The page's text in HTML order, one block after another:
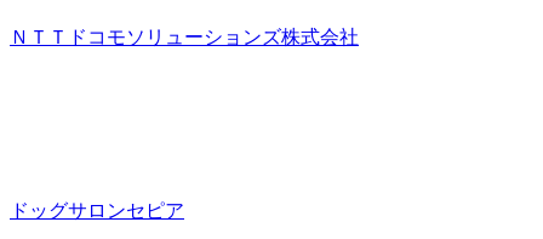
ＮＴＴドコモソリューションズ株式会社
ドッグサロンセピア